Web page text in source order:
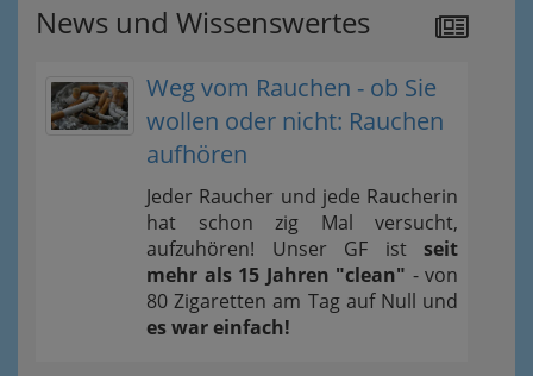
News und Wissenswertes
Weg vom Rauchen - ob Sie
wollen oder nicht: Rauchen
aufhören
Jeder Raucher und jede Raucherin
hat schon zig Mal versucht,
aufzuhören! Unser GF ist seit
mehr als 15 Jahren "clean" - von
80 Zigaretten am Tag auf Null und
es war einfach!